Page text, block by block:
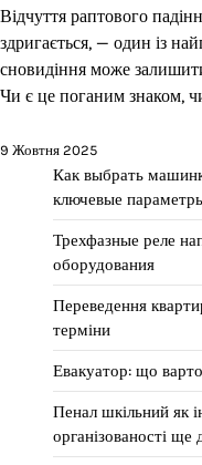
Відчуття раптового
здригається, — один із
сновидіння може
Чи є це поганим знаком,
9 Жовтня 2025
Как выбрать
ключевые
Трехфазные реле
оборудования
Переведення
терміни
Евакуатор: що
Пенал шкільний як
організованості